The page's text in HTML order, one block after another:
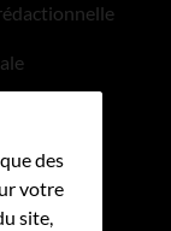
des
votre
site,